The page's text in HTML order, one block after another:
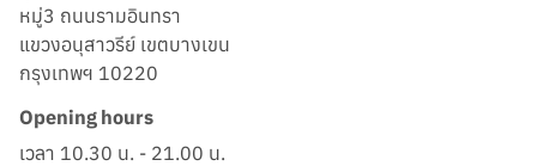
หมู่3 ถนนรามอินทรา
แขวงอนุสาวรีย์ เขตบางเขน
กรุงเทพฯ 10220
Opening hours
เวลา 10.30 น. - 21.00 น.